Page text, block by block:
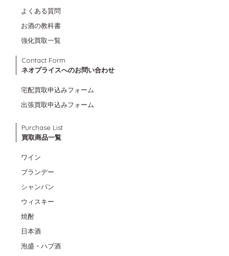
よくある質問
お酒の教科書
強化買取一覧
Contact Form
ネオプライスへのお問い合わせ
宅配買取申込みフォーム
出張買取申込みフォーム
Purchase List
買取商品一覧
ワイン
ブランデー
シャンパン
ウィスキー
焼酎
日本酒
泡盛・ハブ酒